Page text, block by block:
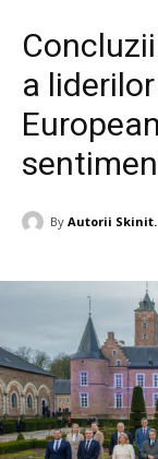
a
By Autorii